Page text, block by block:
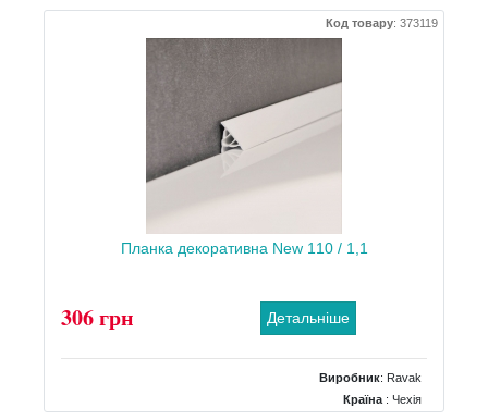
Код товару: 373119
Планка декоративна New 110 / 1,1
306 грн Детальніше
Виробник: Ravak
Країна : Чехія